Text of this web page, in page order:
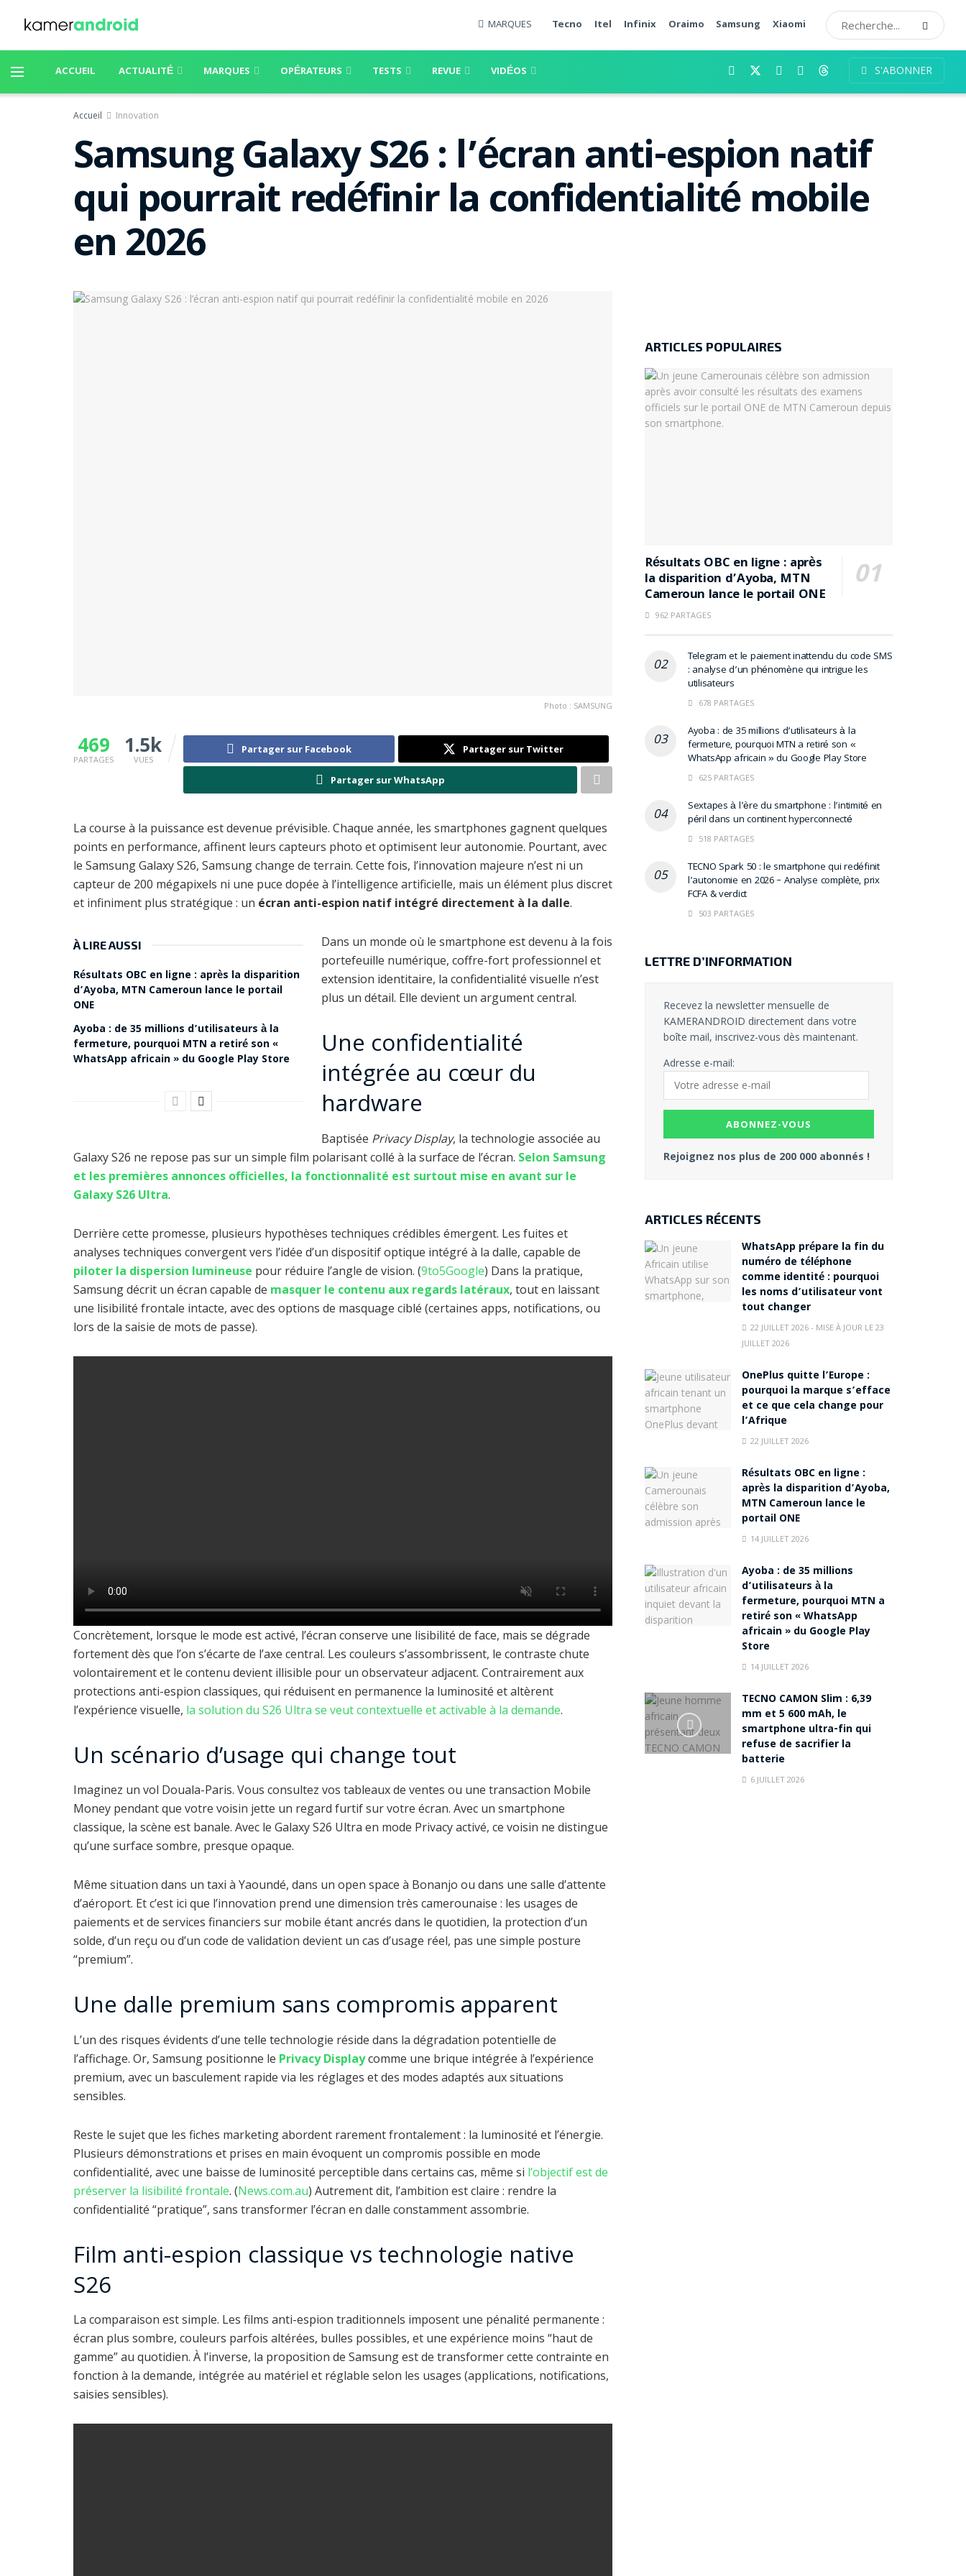
MARQUES Tecno Itel Infinix Oraimo Samsung Xiaomi
ACCUEIL ACTUALITÉ MARQUES OPÉRATEURS TESTS REVUE VIDÉOS S'ABONNER
Accueil Innovation
Samsung Galaxy S26 : l’écran anti-espion natif
qui pourrait redéfinir la confidentialité mobile
en 2026
Photo : SAMSUNG
469
PARTAGES
1.5k
VUES
Partager sur Facebook Partager sur Twitter
Partager sur WhatsApp
La course à la puissance est devenue prévisible. Chaque année, les smartphones gagnent quelques
points en performance, affinent leurs capteurs photo et optimisent leur autonomie. Pourtant, avec
le Samsung Galaxy S26, Samsung change de terrain. Cette fois, l’innovation majeure n’est ni un
capteur de 200 mégapixels ni une puce dopée à l’intelligence artificielle, mais un élément plus discret
et infiniment plus stratégique : un écran anti-espion natif intégré directement à la dalle.
À LIRE AUSSI
Résultats OBC en ligne : après la disparition
d’Ayoba, MTN Cameroun lance le portail
ONE
Ayoba : de 35 millions d’utilisateurs à la
fermeture, pourquoi MTN a retiré son «
WhatsApp africain » du Google Play Store
Dans un monde où le smartphone est devenu à la fois
portefeuille numérique, coffre-fort professionnel et
extension identitaire, la confidentialité visuelle n’est
plus un détail. Elle devient un argument central.
Une confidentialité
intégrée au cœur du
hardware
Baptisée Privacy Display, la technologie associée au
Galaxy S26 ne repose pas sur un simple film polarisant collé à la surface de l’écran. Selon Samsung
et les premières annonces officielles, la fonctionnalité est surtout mise en avant sur le
Galaxy S26 Ultra.
Derrière cette promesse, plusieurs hypothèses techniques crédibles émergent. Les fuites et
analyses techniques convergent vers l’idée d’un dispositif optique intégré à la dalle, capable de
piloter la dispersion lumineuse pour réduire l’angle de vision. (9to5Google) Dans la pratique,
Samsung décrit un écran capable de masquer le contenu aux regards latéraux, tout en laissant
une lisibilité frontale intacte, avec des options de masquage ciblé (certaines apps, notifications, ou
lors de la saisie de mots de passe).
Concrètement, lorsque le mode est activé, l’écran conserve une lisibilité de face, mais se dégrade
fortement dès que l’on s’écarte de l’axe central. Les couleurs s’assombrissent, le contraste chute
volontairement et le contenu devient illisible pour un observateur adjacent. Contrairement aux
protections anti-espion classiques, qui réduisent en permanence la luminosité et altèrent
l’expérience visuelle, la solution du S26 Ultra se veut contextuelle et activable à la demande.
Un scénario d’usage qui change tout
Imaginez un vol Douala-Paris. Vous consultez vos tableaux de ventes ou une transaction Mobile
Money pendant que votre voisin jette un regard furtif sur votre écran. Avec un smartphone
classique, la scène est banale. Avec le Galaxy S26 Ultra en mode Privacy activé, ce voisin ne distingue
qu’une surface sombre, presque opaque.
Même situation dans un taxi à Yaoundé, dans un open space à Bonanjo ou dans une salle d’attente
d’aéroport. Et c’est ici que l’innovation prend une dimension très camerounaise : les usages de
paiements et de services financiers sur mobile étant ancrés dans le quotidien, la protection d’un
solde, d’un reçu ou d’un code de validation devient un cas d’usage réel, pas une simple posture
“premium”.
Une dalle premium sans compromis apparent
L’un des risques évidents d’une telle technologie réside dans la dégradation potentielle de
l’affichage. Or, Samsung positionne le Privacy Displaycomme une brique intégrée à l’expérience
premium, avec un basculement rapide via les réglages et des modes adaptés aux situations
sensibles.
Reste le sujet que les fiches marketing abordent rarement frontalement : la luminosité et l’énergie.
Plusieurs démonstrations et prises en main évoquent un compromis possible en mode
confidentialité, avec une baisse de luminosité perceptible dans certains cas, même si l’objectif est de
préserver la lisibilité frontale. (News.com.au) Autrement dit, l’ambition est claire : rendre la
confidentialité “pratique”, sans transformer l’écran en dalle constamment assombrie.
Film anti-espion classique vs technologie native
S26
La comparaison est simple. Les films anti-espion traditionnels imposent une pénalité permanente :
écran plus sombre, couleurs parfois altérées, bulles possibles, et une expérience moins “haut de
gamme” au quotidien. À l’inverse, la proposition de Samsung est de transformer cette contrainte en
fonction à la demande, intégrée au matériel et réglable selon les usages (applications, notifications,
saisies sensibles).
ARTICLES POPULAIRES
Résultats OBC en ligne : après
la disparition d’Ayoba, MTN
Cameroun lance le portail ONE
962 PARTAGES
Telegram et le paiement inattendu du code SMS
: analyse d’un phénomène qui intrigue les
utilisateurs
678 PARTAGES
Ayoba : de 35 millions d’utilisateurs à la
fermeture, pourquoi MTN a retiré son «
WhatsApp africain » du Google Play Store
625 PARTAGES
Sextapes à l’ère du smartphone : l’intimité en
péril dans un continent hyperconnecté
518 PARTAGES
TECNO Spark 50 : le smartphone qui redéfinit
l’autonomie en 2026 – Analyse complète, prix
FCFA & verdict
503 PARTAGES
LETTRE D’INFORMATION
Recevez la newsletter mensuelle de
KAMERANDROID directement dans votre
boîte mail, inscrivez-vous dès maintenant.
Adresse e-mail:
Rejoignez nos plus de 200 000 abonnés !
ARTICLES RÉCENTS
WhatsApp prépare la fin du
numéro de téléphone
comme identité : pourquoi
les noms d’utilisateur vont
tout changer
22 JUILLET 2026 - MISE À JOUR LE 23
JUILLET 2026
OnePlus quitte l’Europe :
pourquoi la marque s’efface
et ce que cela change pour
l’Afrique
22 JUILLET 2026
Résultats OBC en ligne :
après la disparition d’Ayoba,
MTN Cameroun lance le
portail ONE
14 JUILLET 2026
Ayoba : de 35 millions
d’utilisateurs à la
fermeture, pourquoi MTN a
retiré son « WhatsApp
africain » du Google Play
Store
14 JUILLET 2026
TECNO CAMON Slim : 6,39
mm et 5 600 mAh, le
smartphone ultra-fin qui
refuse de sacrifier la
batterie
6 JUILLET 2026